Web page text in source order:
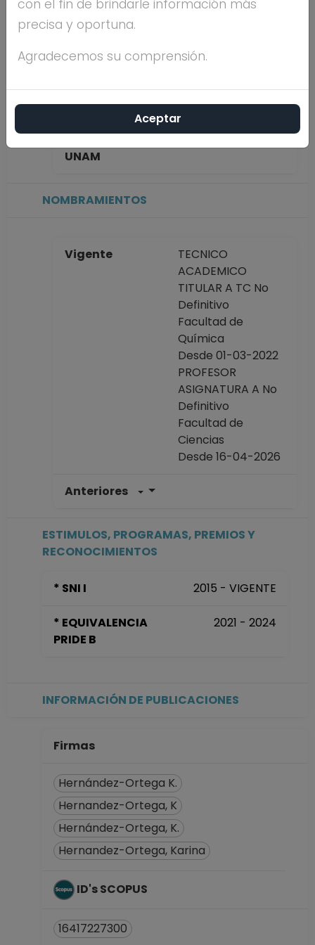
ORTEGA
estudios
Antigüedad
UNAM
NOMBRAMIENTOS
Vigente
TECNICO
ACADEMICO
TITULAR A TC No
Definitivo
Facultad de
Química
Desde 01-03-2022
PROFESOR
ASIGNATURA A No
Definitivo
Facultad de
Ciencias
Desde 16-04-2026
Anteriores
Facultad de
hasta 15-09-2025
ASIGNATURA A TP
Desde 01-04-2024
Definitivo
Dirección General
de Asuntos del
Personal
Académico
Desde 16-04-2021
ESTIMULOS, PROGRAMAS, PREMIOS Y
RECONOCIMIENTOS
* SNI I 2015 - VIGENTE
* EQUIVALENCIA
PRIDE B
2021 - 2024
INFORMACIÓN DE PUBLICACIONES
Firmas
Hernández-Ortega K.
Hernandez-Ortega, K
Hernández-Ortega, K.
Hernandez-Ortega, Karina
ID's SCOPUS
16417227300
con el fin de brindarle información más
precisa y oportuna.
Agradecemos su comprensión.
Aceptar